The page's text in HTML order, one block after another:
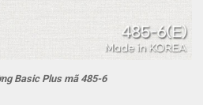
Basic Plus mã 485-6